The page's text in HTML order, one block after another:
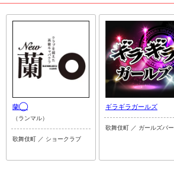
蘭◯
（ランマル）
歌舞伎町 ／ ショークラブ
ギラギラガールズ
歌舞伎町 ／ ガールズバー